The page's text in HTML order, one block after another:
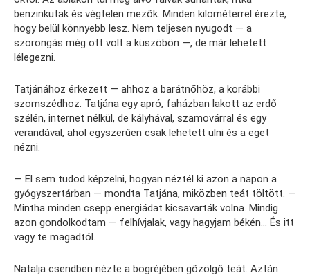
benzinkutak és végtelen mezők. Minden kilométerrel érezte,
hogy belül könnyebb lesz. Nem teljesen nyugodt — a
szorongás még ott volt a küszöbön —, de már lehetett
lélegezni.
Tatjánához érkezett — ahhoz a barátnőhöz, a korábbi
szomszédhoz. Tatjána egy apró, faházban lakott az erdő
szélén, internet nélkül, de kályhával, szamovárral és egy
verandával, ahol egyszerűen csak lehetett ülni és a eget
nézni.
— El sem tudod képzelni, hogyan néztél ki azon a napon a
gyógyszertárban — mondta Tatjána, miközben teát töltött. —
Mintha minden csepp energiádat kicsavarták volna. Mindig
azon gondolkodtam — felhívjalak, vagy hagyjam békén… És itt
vagy te magadtól.
Natalja csendben nézte a bögréjében gőzölgő teát. Aztán